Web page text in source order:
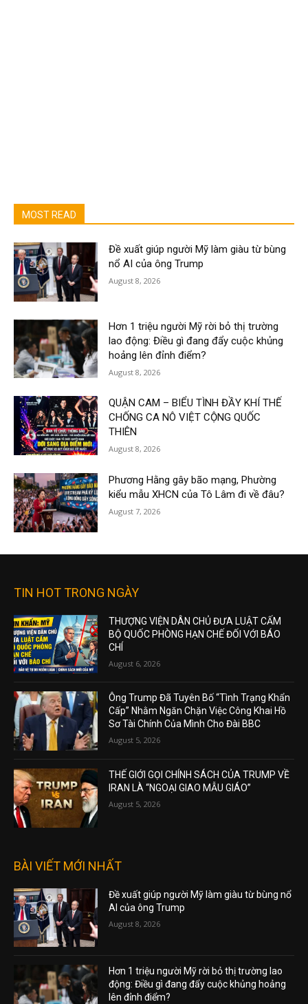
MOST READ
Đề xuất giúp người Mỹ làm giàu từ bùng
nổ AI của ông Trump
August 8, 2026
Hơn 1 triệu người Mỹ rời bỏ thị trường
lao động: Điều gì đang đẩy cuộc khủng
hoảng lên đỉnh điểm?
August 8, 2026
QUẬN CAM – BIỂU TÌNH ĐẦY KHÍ THẾ
CHỐNG CA NÔ VIỆT CỘNG QUỐC
THIÊN
August 8, 2026
Phương Hằng gây bão mạng, Phường
kiểu mẫu XHCN của Tô Lâm đi về đâu?
August 7, 2026
TIN HOT TRONG NGÀY
THƯỢNG VIỆN DÂN CHỦ ĐƯA LUẬT CẤM
BỘ QUỐC PHÒNG HẠN CHẾ ĐỐI VỚI BÁO
CHÍ
August 6, 2026
Ông Trump Đã Tuyên Bố “Tình Trạng Khẩn
Cấp” Nhằm Ngăn Chặn Việc Công Khai Hồ
Sơ Tài Chính Của Mình Cho Đài BBC
August 5, 2026
THẾ GIỚI GỌI CHÍNH SÁCH CỦA TRUMP VỀ
IRAN LÀ “NGOẠI GIAO MẪU GIÁO”
August 5, 2026
BÀI VIẾT MỚI NHẤT
Đề xuất giúp người Mỹ làm giàu từ bùng nổ
AI của ông Trump
August 8, 2026
Hơn 1 triệu người Mỹ rời bỏ thị trường lao
động: Điều gì đang đẩy cuộc khủng hoảng
lên đỉnh điểm?